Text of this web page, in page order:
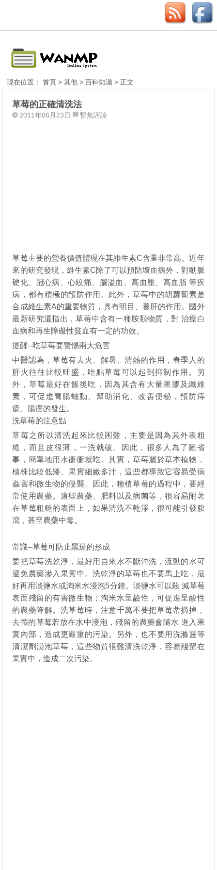
現在位置：首頁 >其他 >百科知識 > 正文
草莓的正確清洗法
2011年06月23日 暫無評論
草莓主要的營養價值體現在其維生素C含量非常高。近年
來的研究發現，維生素C除了可以預防壞血病外，對動脈
硬化、冠心病、心絞痛、腦溢血、高血壓、高血脂 等疾
病，都有積極的預防作用。此外，草莓中的胡蘿蔔素是
合成維生素A的重要物質，具有明目、養肝的作用。國外
最新研究還指出，草莓中含有一種胺類物質，對 治療白
血病和再生障礙性貧血有一定的功效。
提醒--吃草莓要警惕兩大危害
中醫認為，草莓有去火、解暑、清熱的作用，春季人的
肝火往往比較旺盛，吃點草莓可以起到抑制作用。另
外，草莓最好在飯後吃，因為其含有大量果膠及纖維
素，可促進胃腸蠕動、幫助消化、改善便秘，預防痔
瘡、腸癌的發生。
洗草莓的注意點
草莓之所以清洗起來比較困難，主要是因為其外表粗
糙，而且皮很薄，一洗就破。因此，很多人為了圖省
事，簡單地用水衝衝就吃。其實，草莓屬於草本植物，
植株比較低矮、果實細嫩多汁，這些都導致它容易受病
蟲害和微生物的侵襲。因此，種植草莓的過程中，要經
常使用農藥。這些農藥、肥料以及病菌等，很容易附著
在草莓粗糙的表面上，如果清洗不乾淨，很可能引發腹
瀉，甚至農藥中毒。
常識--草莓可防止黑斑的形成
要把草莓洗乾淨，最好用自來水不斷沖洗，流動的水可
避免農藥滲入果實中。洗乾淨的草莓也不要馬上吃，最
好再用淡鹽水或淘米水浸泡5分鐘。淡鹽水可以殺 滅草莓
表面殘留的有害微生物；淘米水呈鹼性，可促進呈酸性
的農藥降解。洗草莓時，注意千萬不要把草莓蒂摘掉，
去蒂的草莓若放在水中浸泡，殘留的農藥會隨水 進入果
實內部，造成更嚴重的污染。另外，也不要用洗滌靈等
清潔劑浸泡草莓，這些物質很難清洗乾淨，容易殘留在
果實中，造成二次污染。